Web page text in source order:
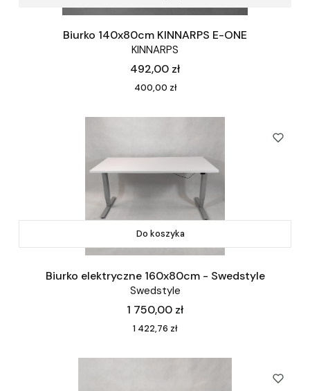
Biurko 140x80cm KINNARPS E-ONE
KINNARPS
Cena
492,00 zł
Cena
400,00 zł
Do koszyka
Biurko elektryczne 160x80cm - Swedstyle
Swedstyle
Cena
1 750,00 zł
Cena
1 422,76 zł